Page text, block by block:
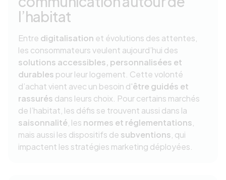
l’habitat
Entre digitalisation et évolutions des attentes,
les consommateurs veulent aujourd’hui des
solutions accessibles, personnalisées et
durables pour leur logement. Cette volonté
d’achat vient avec un besoin d'être guidés et
rassurés dans leurs choix. Pour certains marchés
de l’habitat, les défis se trouvent aussi dans la
saisonnalité , les normes et réglementations
mais aussi les dispositifs de subventions , qui
impactent les stratégies marketing déployées.